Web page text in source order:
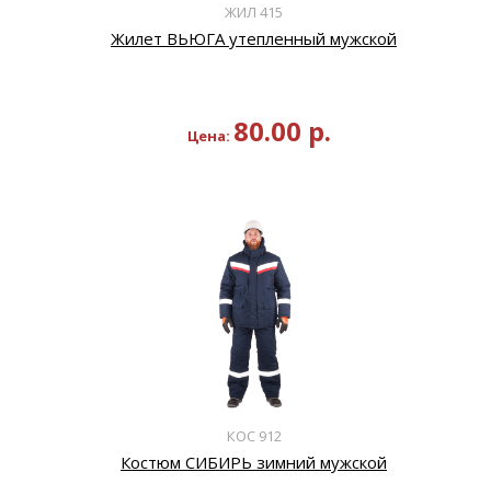
ЖИЛ 415
Жилет ВЬЮГА утепленный мужской
Цена: 80.00 р.
КОС 912
Костюм СИБИРЬ зимний мужской